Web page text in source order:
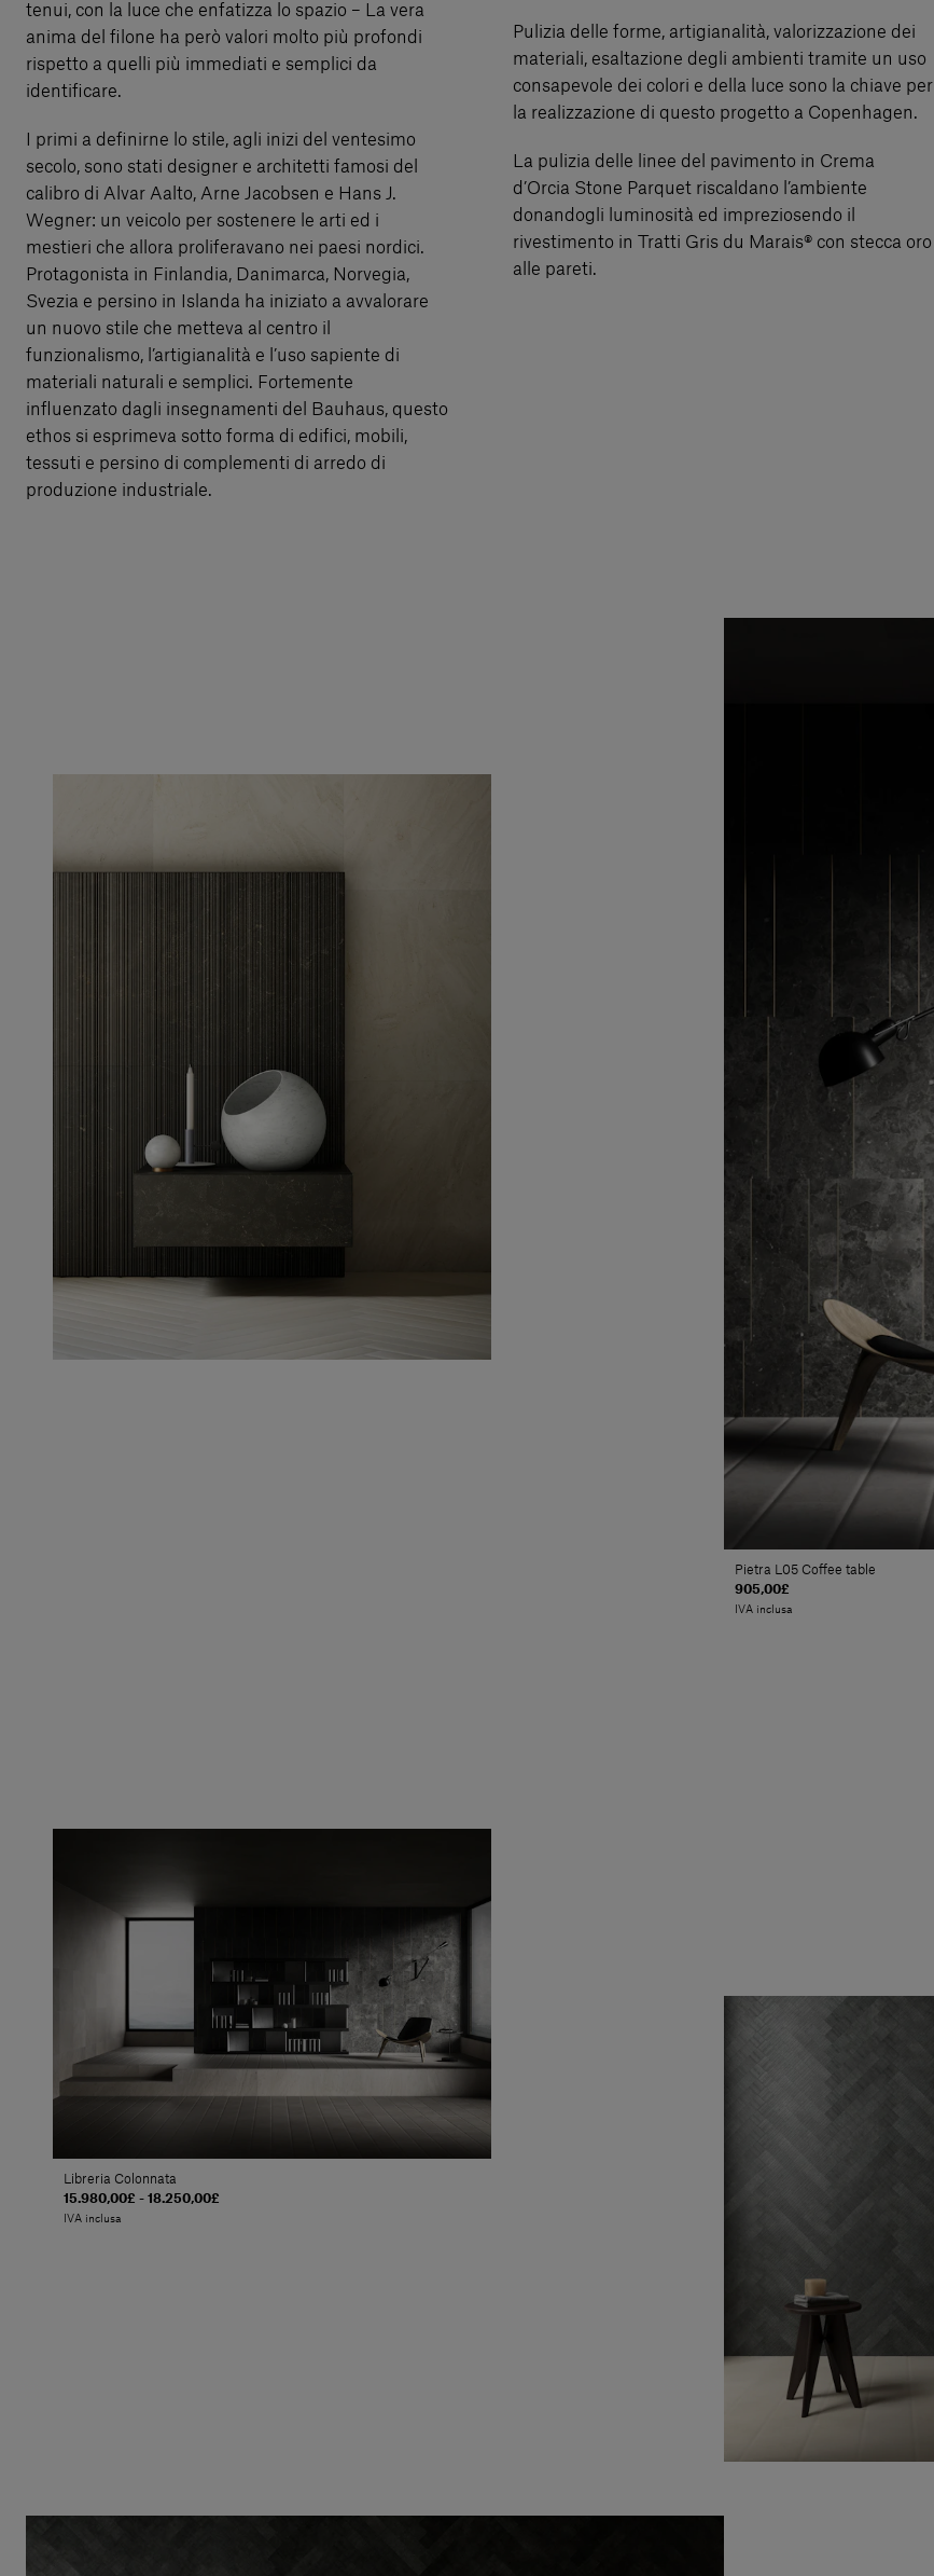
tenui, con la luce che enfatizza lo spazio – La vera
anima del filone ha però valori molto più profondi
rispetto a quelli più immediati e semplici da
identificare.
I primi a definirne lo stile, agli inizi del ventesimo
secolo, sono stati designer e architetti famosi del
calibro di Alvar Aalto, Arne Jacobsen e Hans J.
Wegner: un veicolo per sostenere le arti ed i
mestieri che allora proliferavano nei paesi nordici.
Protagonista in Finlandia, Danimarca, Norvegia,
Svezia e persino in Islanda ha iniziato a avvalorare
un nuovo stile che metteva al centro il
funzionalismo, l’artigianalità e l’uso sapiente di
materiali naturali e semplici. Fortemente
influenzato dagli insegnamenti del Bauhaus, questo
ethos si esprimeva sotto forma di edifici, mobili,
tessuti e persino di complementi di arredo di
produzione industriale.
Pulizia delle forme, artigianalità, valorizzazione dei
materiali, esaltazione degli ambienti tramite un uso
consapevole dei colori e della luce sono la chiave per
la realizzazione di questo progetto a Copenhagen.
La pulizia delle linee del pavimento in Crema
d’Orcia Stone Parquet riscaldano l’ambiente
donandogli luminosità ed impreziosendo il
rivestimento in Tratti Gris du Marais® con stecca oro
alle pareti.
Pietra L05 Coffee table
905,00£
IVA inclusa
Libreria Colonnata
15.980,00£ - 18.250,00£
IVA inclusa